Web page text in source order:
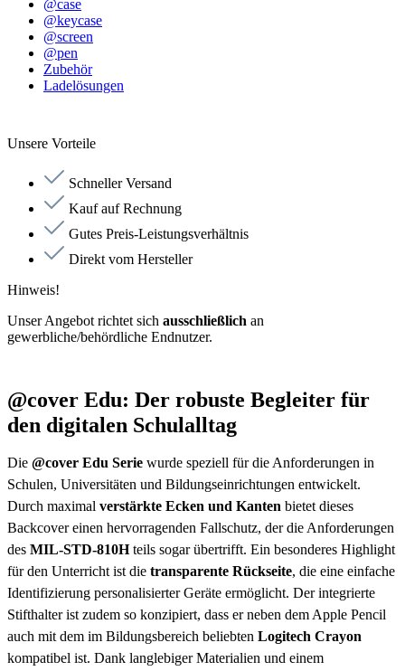
@case
@keycase
@screen
@pen
Zubehör
Ladelösungen
Unsere Vorteile
Schneller Versand
Kauf auf Rechnung
Gutes Preis-Leistungsverhältnis
Direkt vom Hersteller
Hinweis!
Unser Angebot richtet sich ausschließlich an
gewerbliche/behördliche Endnutzer.
@cover Edu: Der robuste Begleiter für
den digitalen Schulalltag
Die @cover Edu Serie wurde speziell für die Anforderungen in
Schulen, Universitäten und Bildungseinrichtungen entwickelt.
Durch maximal verstärkte Ecken und Kanten bietet dieses
Backcover einen hervorragenden Fallschutz, der die Anforderungen
des MIL-STD-810Hteils sogar übertrifft. Ein besonderes Highlight
für den Unterricht ist die transparente Rückseite, die eine einfache
Identifizierung personalisierter Geräte ermöglicht. Der integrierte
Stifthalter ist zudem so konzipiert, dass er neben dem Apple Pencil
auch mit dem im Bildungsbereich beliebten Logitech Crayon
kompatibel ist. Dank langlebiger Materialien und einem